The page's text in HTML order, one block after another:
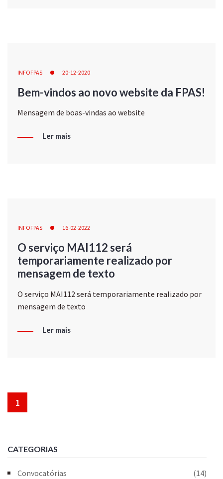
INFOFPAS 20-12-2020
Bem-vindos ao novo website da FPAS!
Mensagem de boas-vindas ao website
Ler mais
INFOFPAS 16-02-2022
O serviço MAI112 será
temporariamente realizado por
mensagem de texto
O serviço MAI112 será temporariamente realizado por
mensagem de texto
Ler mais
1
CATEGORIAS
Convocatórias
(14)